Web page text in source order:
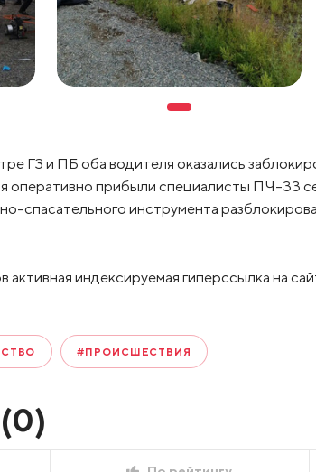
ГЗ и ПБ оба водителя оказались
оперативно прибыли специалисты ПЧ-33
спасательного инструмента
индексируемая гиперссылка на
#ПРОИСШЕСТВИЯ
0)